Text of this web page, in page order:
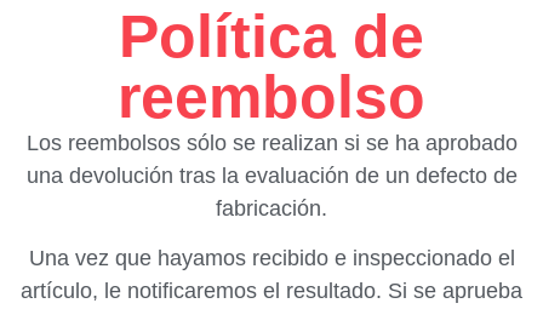
Política de
reembolso
Los reembolsos sólo se realizan si se ha aprobado
una devolución tras la evaluación de un defecto de
fabricación.
Una vez que hayamos recibido e inspeccionado el
artículo, le notificaremos el resultado. Si se aprueba